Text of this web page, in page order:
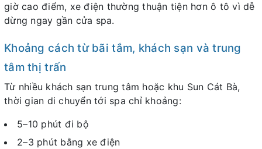
giờ cao điểm, xe điện thường thuận tiện hơn ô tô vì dễ
dừng ngay gần cửa spa.
Khoảng cách từ bãi tắm, khách sạn và trung
tâm thị trấn
Từ nhiều khách sạn trung tâm hoặc khu Sun Cát Bà,
thời gian di chuyển tới spa chỉ khoảng:
5–10 phút đi bộ
2–3 phút bằng xe điện